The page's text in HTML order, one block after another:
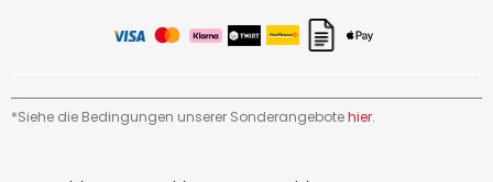
*Siehe die Bedingungen unserer Sonderangebotehier.